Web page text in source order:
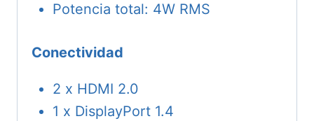
Potencia total: 4W RMS
Conectividad
2 x HDMI 2.0
1 x DisplayPort 1.4